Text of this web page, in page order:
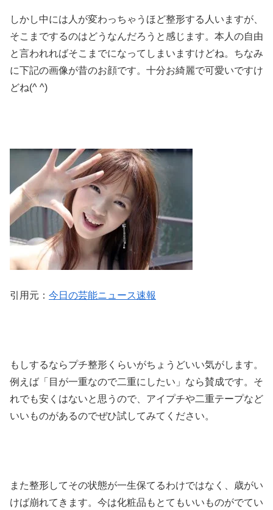
しかし中には人が変わっちゃうほど整形する人いますが、
そこまでするのはどうなんだろうと感じます。本人の自由
と言われればそこまでになってしまいますけどね。ちなみ
に下記の画像が昔のお顔です。十分お綺麗で可愛いですけ
どね(^ ^)
引用元： 今日の芸能ニュース速報
もしするならプチ整形くらいがちょうどいい気がします。
例えば「目が一重なので二重にしたい」なら賛成です。そ
れでも安くはないと思うので、アイプチや二重テープなど
いいものがあるのでぜひ試してみてください。
また整形してその状態が一生保てるわけではなく、歳がい
けば崩れてきます。今は化粧品もとてもいいものがでてい